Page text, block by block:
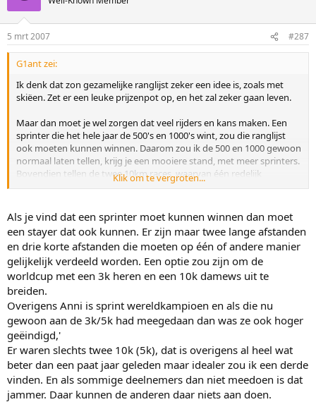
5 mrt 2007 #287
G1ant zei:
Ik denk dat zon gezamelijke ranglijst zeker een idee is, zoals met
skiëen. Zet er een leuke prijzenpot op, en het zal zeker gaan leven.
Maar dan moet je wel zorgen dat veel rijders en kans maken. Een
sprinter die het hele jaar de 500's en 1000's wint, zou die ranglijst
ook moeten kunnen winnen. Daarom zou ik de 500 en 1000 gewoon
normaal laten tellen, krijg je een mooiere stand, met meer sprinters.
Bovendien tellen de twee 10km races, waarvan één redelijk
gedavuleerde, nu wel erg zwaar.
Bedenk ook dat het voor een 500 meter rijder moeilijker is om het
hele jaar te overheersen. Een klein foutje wordt hard afgestraft in
punten, en daarom zullen de goede 500 meter rijders een veel lager
percentage scoren dan Kramer op de 5km bijvoorbeeld.
Ik vind dat Wennemars en Kramer de beste schaatsers waren in de
WC dit jaar. Hoewel ik met Fabris, die als enige zowel de 1500 als de
5000 goed reed, ook kan leven.
Klik om te vergroten...
Als je vind dat een sprinter moet kunnen winnen dan moet
een stayer dat ook kunnen. Er zijn maar twee lange afstanden
en drie korte afstanden die moeten op één of andere manier
gelijkelijk verdeeld worden. Een optie zou zijn om de
worldcup met een 3k heren en een 10k damews uit te
breiden.
Overigens Anni is sprint wereldkampioen en als die nu
gewoon aan de 3k/5k had meegedaan dan was ze ook hoger
geëindigd,'
Er waren slechts twee 10k (5k), dat is overigens al heel wat
beter dan een paat jaar geleden maar idealer zou ik een derde
vinden. En als sommige deelnemers dan niet meedoen is dat
jammer. Daar kunnen de anderen daar niets aan doen.